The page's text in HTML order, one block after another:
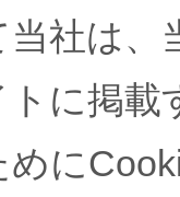
社は
に掲
に